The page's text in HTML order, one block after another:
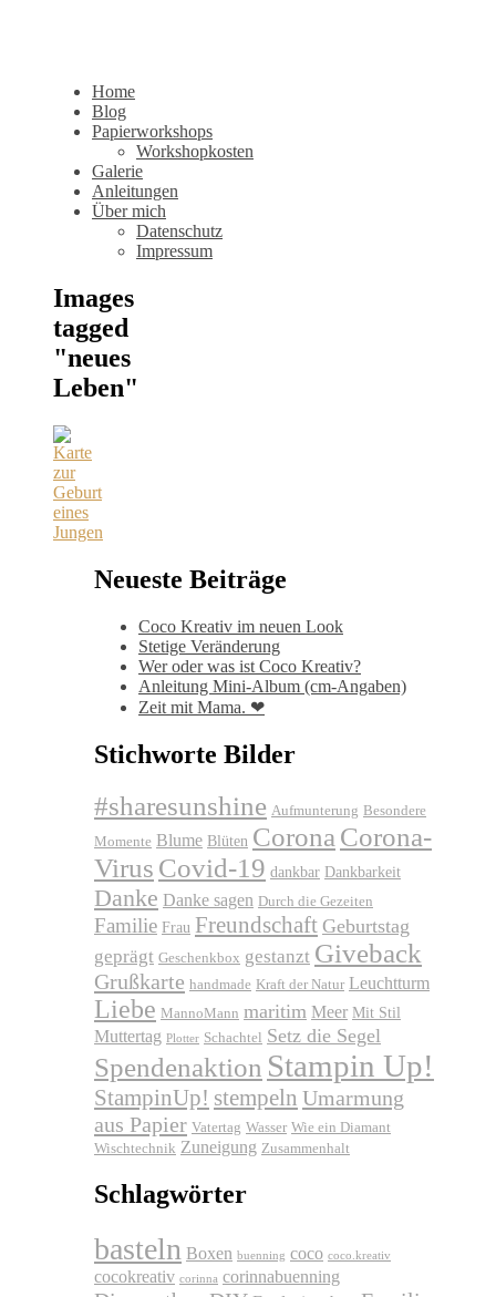
Home
Blog
Papierworkshops
Workshopkosten
Galerie
Anleitungen
Über mich
Datenschutz
Impressum
Images
tagged
"neues
Leben"
Neueste Beiträge
Coco Kreativ im neuen Look
Stetige Veränderung
Wer oder was ist Coco Kreativ?
Anleitung Mini-Album (cm-Angaben)
Zeit mit Mama. ❤
Stichworte Bilder
#sharesunshine Aufmunterung Besondere
Momente Blume Blüten CoronaCorona-
Virus Covid-19 dankbar Dankbarkeit
Danke Danke sagen Durch die Gezeiten
Familie Frau Freundschaft Geburtstag
geprägt Geschenkbox gestanzt Giveback
Grußkarte handmade Kraft der Natur Leuchtturm
Liebe MannoMann maritim Meer Mit Stil
Muttertag Plotter Schachtel Setz die Segel
Spendenaktion Stampin Up!
StampinUp! stempeln Umarmung
aus Papier Vatertag Wasser Wie ein Diamant
Wischtechnik Zuneigung Zusammenhalt
Schlagwörter
basteln Boxen buenning coco coco.kreativ
cocokreativ corinna corinnabuenning